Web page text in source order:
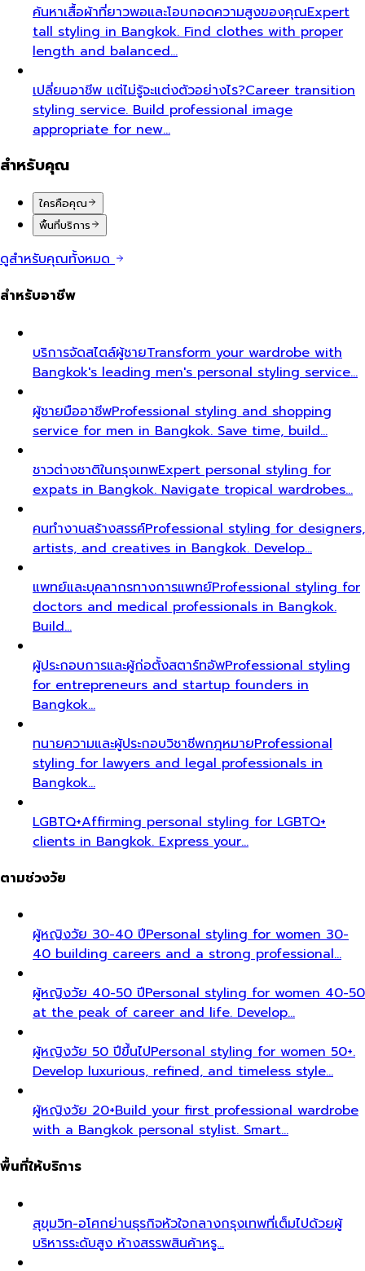
ค้นหาเสื้อผ้าที่ยาวพอและโอบกอดความสูงของคุณExpert
tall styling in Bangkok. Find clothes with proper
length and balanced…
เปลี่ยนอาชีพ แต่ไม่รู้จะแต่งตัวอย่างไร?Career transition
styling service. Build professional image
appropriate for new…
สำหรับคุณ
ใครคือคุณ
พื้นที่บริการ
ดูสำหรับคุณทั้งหมด
สำหรับอาชีพ
บริการจัดสไตล์ผู้ชายTransform your wardrobe with
Bangkok's leading men's personal styling service…
ผู้ชายมืออาชีพProfessional styling and shopping
service for men in Bangkok. Save time, build…
ชาวต่างชาติในกรุงเทพExpert personal styling for
expats in Bangkok. Navigate tropical wardrobes…
คนทำงานสร้างสรรค์Professional styling for designers,
artists, and creatives in Bangkok. Develop…
แพทย์และบุคลากรทางการแพทย์Professional styling for
doctors and medical professionals in Bangkok.
Build…
ผู้ประกอบการและผู้ก่อตั้งสตาร์ทอัพProfessional styling
for entrepreneurs and startup founders in
Bangkok…
ทนายความและผู้ประกอบวิชาชีพกฎหมายProfessional
styling for lawyers and legal professionals in
Bangkok…
LGBTQ+Affirming personal styling for LGBTQ+
clients in Bangkok. Express your…
ตามช่วงวัย
ผู้หญิงวัย 30-40 ปีPersonal styling for women 30-
40 building careers and a strong professional…
ผู้หญิงวัย 40-50 ปีPersonal styling for women 40-50
at the peak of career and life. Develop…
ผู้หญิงวัย 50 ปีขึ้นไปPersonal styling for women 50+.
Develop luxurious, refined, and timeless style…
ผู้หญิงวัย 20+Build your first professional wardrobe
with a Bangkok personal stylist. Smart…
พื้นที่ให้บริการ
สุขุมวิท-อโศกย่านธุรกิจหัวใจกลางกรุงเทพที่เต็มไปด้วยผู้
บริหารระดับสูง ห้างสรรพสินค้าหรู…